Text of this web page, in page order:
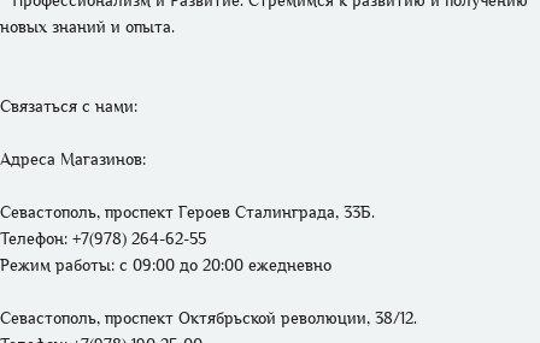
новых знаний и опыта.
Связаться с нами:
Адреса Магазинов:
Севастополь, проспект Героев Сталинграда, 33Б.
Телефон: +7(978) 264-62-55
Режим работы: с 09:00 до 20:00 ежедневно
Севастополь, проспект Октябрьской революции, 38/12.